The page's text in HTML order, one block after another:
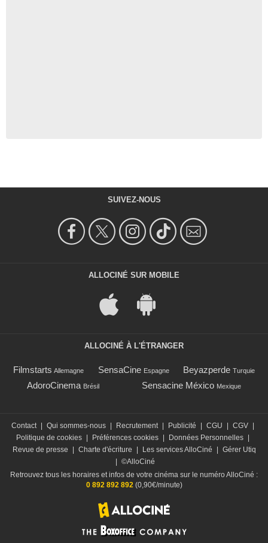
SUIVEZ-NOUS
ALLOCINÉ SUR MOBILE
ALLOCINÉ À L'ÉTRANGER
Filmstarts Allemagne SensaCine Espagne Beyazperde Turquie
AdoroCinema Brésil Sensacine México Mexique
Contact | Qui sommes-nous | Recrutement | Publicité | CGU | CGV |
Politique de cookies | Préférences cookies | Données Personnelles |
Revue de presse
| Charte d'écriture | Les services AlloCiné | Gérer Utiq
| ©AlloCiné
Retrouvez tous les horaires et infos de votre cinéma sur le numéro AlloCiné :
0 892 892 892 (0,90€/minute)